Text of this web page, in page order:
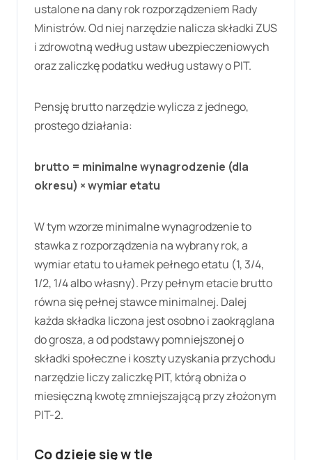
ustalone na dany rok rozporządzeniem Rady
Ministrów. Od niej narzędzie nalicza składki ZUS
i zdrowotną według ustaw ubezpieczeniowych
oraz zaliczkę podatku według ustawy o PIT.
Pensję brutto narzędzie wylicza z jednego,
prostego działania:
brutto = minimalne wynagrodzenie (dla
okresu) × wymiar etatu
W tym wzorze minimalne wynagrodzenie to
stawka z rozporządzenia na wybrany rok, a
wymiar etatu to ułamek pełnego etatu (1, 3/4,
1/2, 1/4 albo własny). Przy pełnym etacie brutto
równa się pełnej stawce minimalnej. Dalej
każda składka liczona jest osobno i zaokrąglana
do grosza, a od podstawy pomniejszonej o
składki społeczne i koszty uzyskania przychodu
narzędzie liczy zaliczkę PIT, którą obniża o
miesięczną kwotę zmniejszającą przy złożonym
PIT-2.
Co dzieje się w tle